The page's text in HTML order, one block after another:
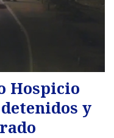
Hospicio
y